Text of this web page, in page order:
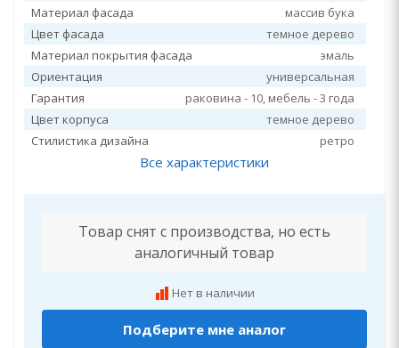
Материал фасада
массив бука
Цвет фасада
темное дерево
Материал покрытия фасада
эмаль
Ориентация
универсальная
Гарантия
раковина - 10, мебель - 3 года
Цвет корпуса
темное дерево
Стилистика дизайна
ретро
Все характеристики
Товар снят с производства, но есть
аналогичный товар
Нет в наличии
Подберите мне аналог